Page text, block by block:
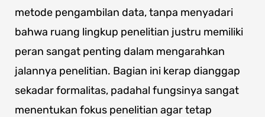
metode pengambilan data, tanpa menyadari
bahwa ruang lingkup penelitian justru memiliki
peran sangat penting dalam mengarahkan
jalannya penelitian. Bagian ini kerap dianggap
sekadar formalitas, padahal fungsinya sangat
menentukan fokus penelitian agar tetap